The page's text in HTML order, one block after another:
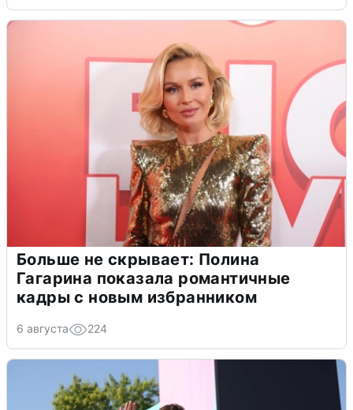
Больше не скрывает: Полина
Гагарина показала романтичные
кадры с новым избранником
6 августа 224